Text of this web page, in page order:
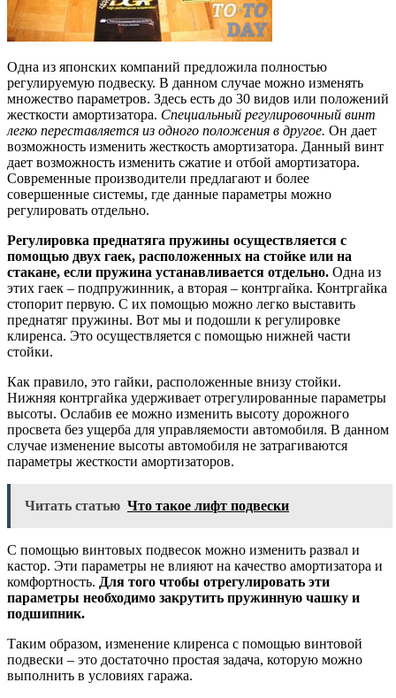
Одна из японских компаний предложила полностью
регулируемую подвеску. В данном случае можно изменять
множество параметров. Здесь есть до 30 видов или положений
жесткости амортизатора. Специальный регулировочный винт
легко переставляется из одного положения в другое. Он дает
возможность изменить жесткость амортизатора. Данный винт
дает возможность изменить сжатие и отбой амортизатора.
Современные производители предлагают и более
совершенные системы, где данные параметры можно
регулировать отдельно.
Регулировка преднатяга пружины осуществляется с
помощью двух гаек, расположенных на стойке или на
стакане, если пружина устанавливается отдельно. Одна из
этих гаек – подпружинник, а вторая – контргайка. Контргайка
стопорит первую. С их помощью можно легко выставить
преднатяг пружины. Вот мы и подошли к регулировке
клиренса. Это осуществляется с помощью нижней части
стойки.
Как правило, это гайки, расположенные внизу стойки.
Нижняя контргайка удерживает отрегулированные параметры
высоты. Ослабив ее можно изменить высоту дорожного
просвета без ущерба для управляемости автомобиля. В данном
случае изменение высоты автомобиля не затрагиваются
параметры жесткости амортизаторов.
Читать статью Что такое лифт подвески
С помощью винтовых подвесок можно изменить развал и
кастор. Эти параметры не влияют на качество амортизатора и
комфортность. Для того чтобы отрегулировать эти
параметры необходимо закрутить пружинную чашку и
подшипник.
Таким образом, изменение клиренса с помощью винтовой
подвески – это достаточно простая задача, которую можно
выполнить в условиях гаража.